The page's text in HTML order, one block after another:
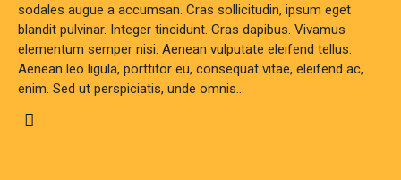
sodales augue a accumsan. Cras sollicitudin, ipsum eget
blandit pulvinar. Integer tincidunt. Cras dapibus. Vivamus
elementum semper nisi. Aenean vulputate eleifend tellus.
Aenean leo ligula, porttitor eu, consequat vitae, eleifend ac,
enim. Sed ut perspiciatis, unde omnis…